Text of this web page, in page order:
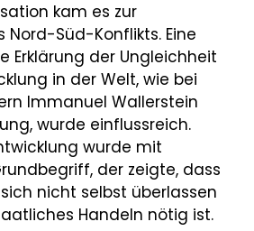
kam es zur
Nord-Süd-Konflikts. Eine
Erklärung der Ungleichheit
in der Welt, wie bei
Immanuel Wallerstein
wurde einflussreich.
wurde mit
der zeigte, dass
nicht selbst überlassen
Handeln nötig ist.